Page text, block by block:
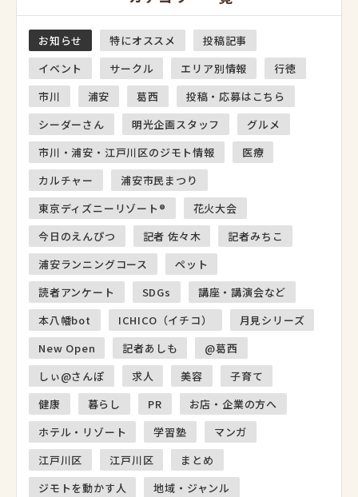
お知らせ 特にオススメ
投稿記事
イベント
サークル エリア別情報
行徳
市川
浦安 葛西
投稿・応募はこちら
シーダーさん
明光企画スタッフ
グルメ
市川・浦安・江戸川区のジモト情報
医療
カルチャー
浦安市民まつり
東京ディズニーリゾート®
花火大会
今日のえんぴつ
記者 佐々木
記者みちこ
浦安ランニングコース
ペット
読者アンケート
SDGs
講座・講演会など
本八幡bot
ICHICO（イチコ）
月見シリーズ
New Open
記者あしも
@葛西
しぃ@さんぽ
求人 美容
子育て
健康
暮らし PR
お店・企業の方へ
ホテル・リゾート
学習塾
マンガ
江戸川区
江戸川区
まとめ
ジモトを動かす人
地域・ジャンル